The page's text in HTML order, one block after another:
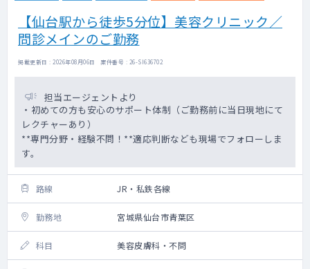
【仙台駅から徒歩5分位】美容クリニック／
問診メインのご勤務
掲載更新日 : 2026年08月06日 案件番号 : 26-SI636702
担当エージェントより
・初めての方も安心のサポート体制（ご勤務前に当日現地にて
レクチャーあり）
**専門分野・経験不問！**適応判断なども現場でフォローしま
す。
路線 JR・私鉄各線
勤務地 宮城県仙台市青葉区
科目 美容皮膚科・不問